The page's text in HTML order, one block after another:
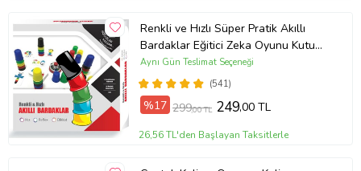
Renkli ve Hızlı Süper Pratik Akıllı
Bardaklar Eğitici Zeka Oyunu Kutu
Oyunu
(541)
Aynı Gün Teslimat Seçeneği
%17 299,00 TL 249,00 TL
26,56 TL'den Başlayan Taksitlerle